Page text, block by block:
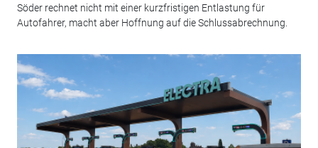
Söder rechnet nicht mit einer kurzfristigen Entlastung für
Autofahrer, macht aber Hoffnung auf die Schlussabrechnung.